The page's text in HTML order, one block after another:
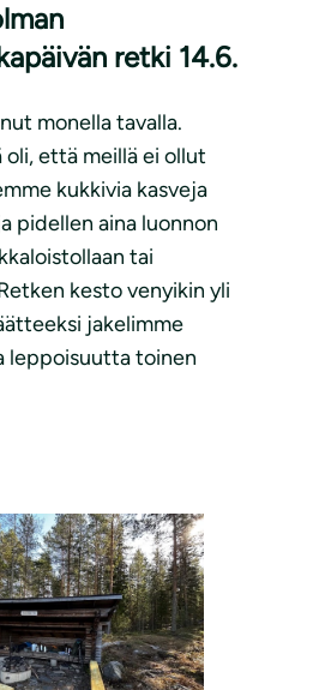
retki 14.6.
monella tavalla.
oli, että meillä ei ollut
kukkivia kasveja
pidellen aina luonnon
tai
kesto venyikin yli
jakelimme
leppoisuutta toinen